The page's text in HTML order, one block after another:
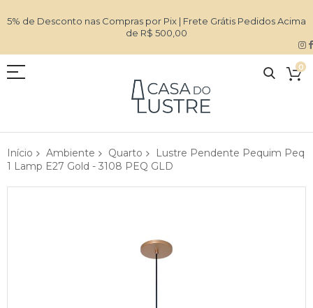
5% de Desconto nas Compras por Pix | Frete Grátis Pedidos Acima
de R$ 500,00
0
Início Ambiente Quarto
Lustre Pendente Pequim Peq
1 Lamp E27 Gold - 3108 PEQ GLD